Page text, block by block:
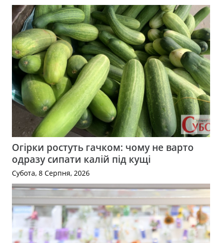
Огірки ростуть гачком: чому не варто
одразу сипати калій під кущі
Субота, 8 Серпня, 2026